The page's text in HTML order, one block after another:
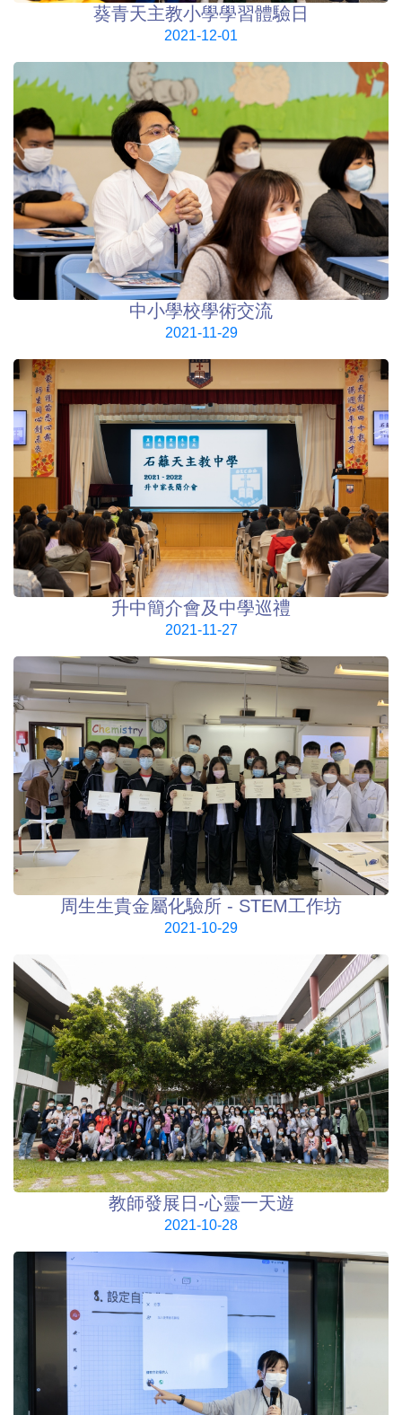
葵青天主教小學學習體驗日
2021-12-01
中小學校學術交流
2021-11-29
升中簡介會及中學巡禮
2021-11-27
周生生貴金屬化驗所 - STEM工作坊
2021-10-29
教師發展日-心靈一天遊
2021-10-28